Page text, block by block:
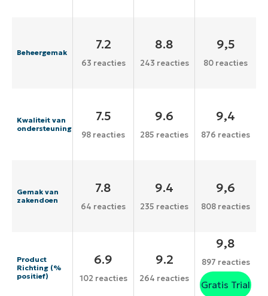
Beheergemak
7.2
63 reacties
8.8
243 reacties
9,5
80 reacties
Kwaliteit van
ondersteuning
7.5
98 reacties
9.6
285 reacties
9,4
876 reacties
Gemak van
zakendoen
7.8
64 reacties
9.4
235 reacties
9,6
808 reacties
Product
Richting (%
positief)
6.9
102 reacties
9.2
264 reacties
9,8
897 reacties
Gratis Trial